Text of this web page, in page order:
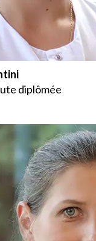
diplômée